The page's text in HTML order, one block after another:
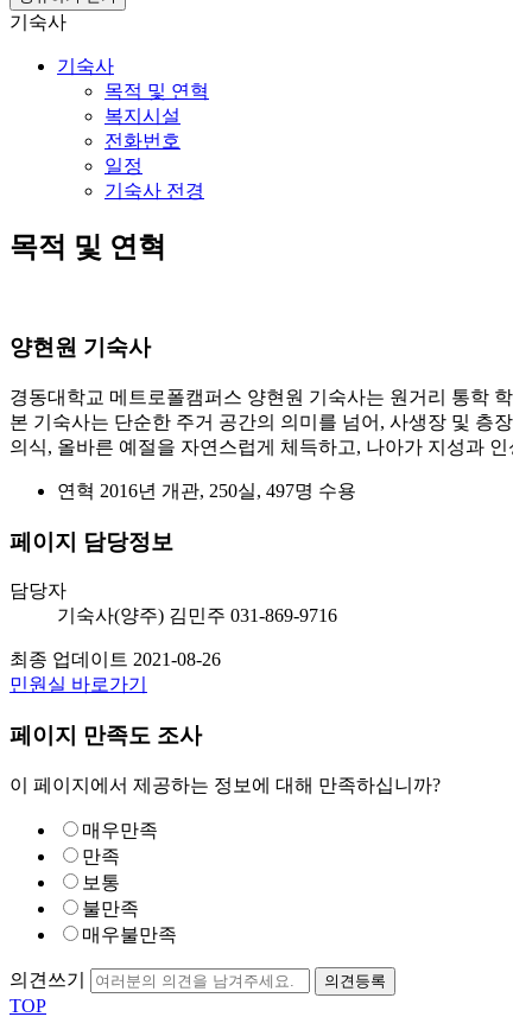
기숙사
기숙사
목적 및 연혁
복지시설
전화번호
일정
기숙사 전경
목적 및 연혁
양현원 기숙사
경동대학교 메트로폴캠퍼스 양현원 기숙사는 원거리 통학
본 기숙사는 단순한 주거 공간의 의미를 넘어, 사생장 및 층
의식, 올바른 예절을 자연스럽게 체득하고, 나아가 지성과
연혁 2016년 개관, 250실, 497명 수용
페이지 담당정보
담당자
기숙사(양주) 김민주 031-869-9716
최종 업데이트 2021-08-26
민원실 바로가기
페이지 만족도 조사
이 페이지에서 제공하는 정보에 대해 만족하십니까?
매우만족
만족
보통
불만족
매우불만족
의견쓰기 의견등록
TOP